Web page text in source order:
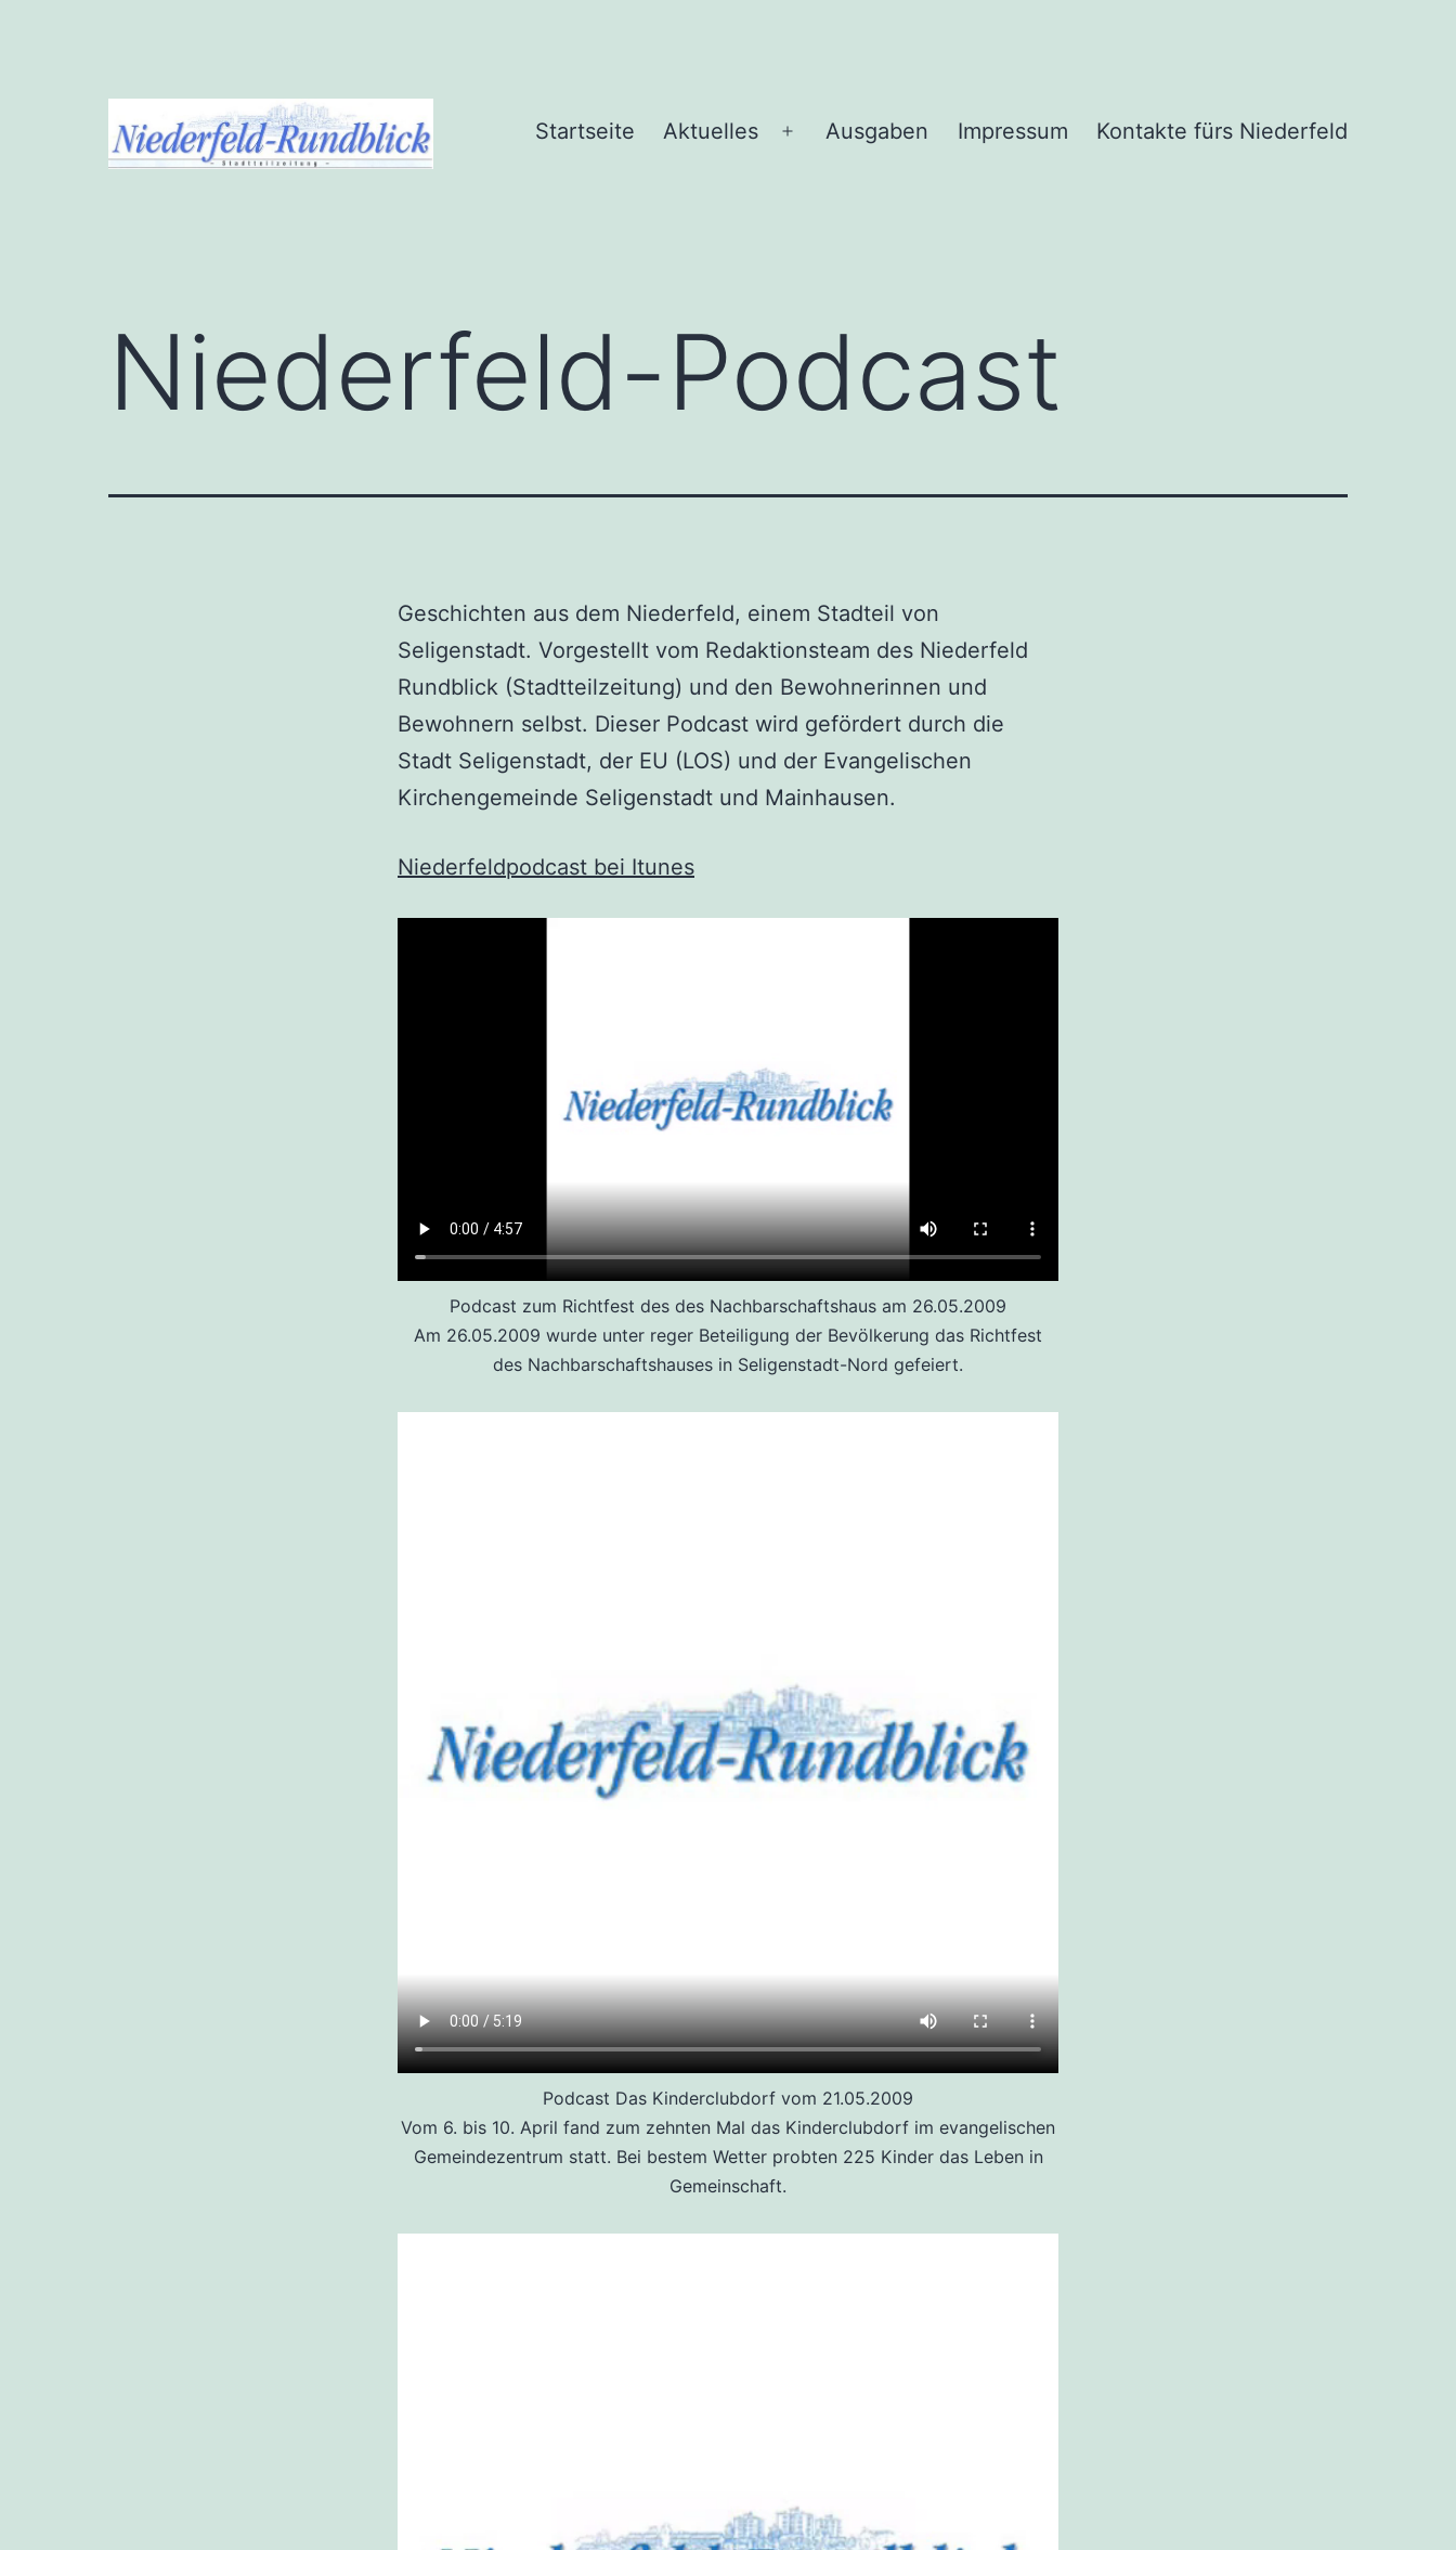
Startseite Aktuelles
MenüAusgaben Impressum Kontakte fürs Niederfeld
Niederfeld-Podcast
Geschichten aus dem Niederfeld, einem Stadteil von
Seligenstadt. Vorgestellt vom Redaktionsteam des Niederfeld
Rundblick (Stadtteilzeitung) und den Bewohnerinnen und
Bewohnern selbst. Dieser Podcast wird gefördert durch die
Stadt Seligenstadt, der EU (LOS) und der Evangelischen
Kirchengemeinde Seligenstadt und Mainhausen.
Niederfeldpodcast bei Itunes
Podcast zum Richtfest des des Nachbarschaftshaus am 26.05.2009
Am 26.05.2009 wurde unter reger Beteiligung der Bevölkerung das Richtfest
des Nachbarschaftshauses in Seligenstadt-Nord gefeiert.
Podcast Das Kinderclubdorf vom 21.05.2009
Vom 6. bis 10. April fand zum zehnten Mal das Kinderclubdorf im evangelischen
Gemeindezentrum statt. Bei bestem Wetter probten 225 Kinder das Leben in
Gemeinschaft.